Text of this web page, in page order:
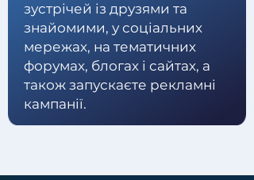
зустрічей із друзями та
знайомими, у соціальних
мережах, на тематичних
форумах, блогах і сайтах, а
також запускаєте рекламні
кампанії.